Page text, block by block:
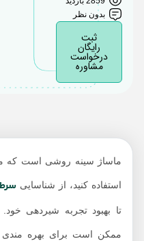
بدون نظر
رایگان
درخواست
مشاوره
ماساژ سینه روشی است که
استفاده کنید، از شناساییسرطان
ممکن است برای بهره مندی از